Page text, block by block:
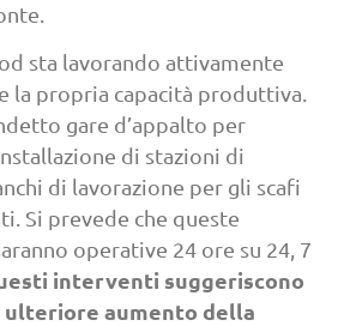
sta lavorando attivamente
la propria capacità produttiva.
gare d’appalto per
di stazioni di
di lavorazione per gli scafi
Si prevede che queste
operative 24 ore su 24, 7
interventi suggeriscono
ulteriore aumento della